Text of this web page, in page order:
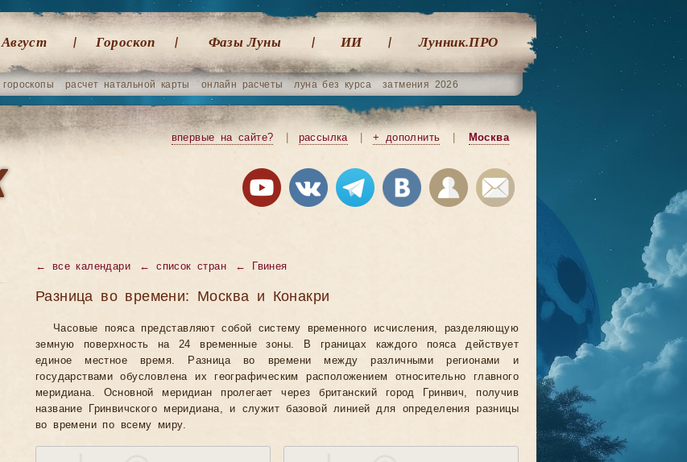
Август Гороскоп Фазы Луны ИИ Лунник.ПРО
гороскопы расчет натальной карты онлайн расчеты луна без курса затмения 2026
впервые на сайте? рассылка + дополнить Москва
← все календари ←список стран ← Гвинея
Разница во времени: Москва и Конакри
Часовые пояса представляют собой систему временного исчисления, разделяющую
земную поверхность на 24 временные зоны. В границах каждого пояса действует
единое местное время. Разница во времени между различными регионами и
государствами обусловлена их географическим расположением относительно главного
меридиана. Основной меридиан пролегает через британский город Гринвич, получив
название Гринвичского меридиана, и служит базовой линией для определения разницы
во времени по всему миру.